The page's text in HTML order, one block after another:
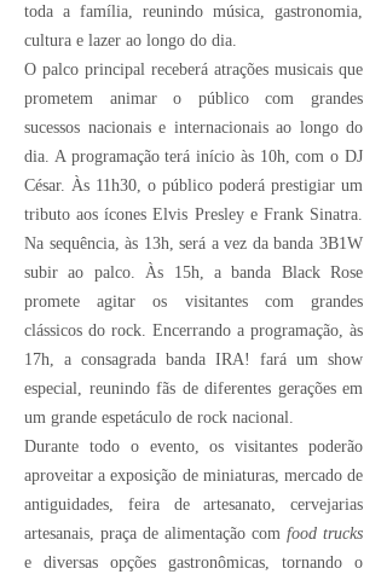
toda a família, reunindo música, gastronomia,
cultura e lazer ao longo do dia.
O palco principal receberá atrações musicais que
prometem animar o público com grandes
sucessos nacionais e internacionais ao longo do
dia. A programação terá início às 10h, com o DJ
César. Às 11h30, o público poderá prestigiar um
tributo aos ícones Elvis Presley e Frank Sinatra.
Na sequência, às 13h, será a vez da banda 3B1W
subir ao palco. Às 15h, a banda Black Rose
promete agitar os visitantes com grandes
clássicos do rock. Encerrando a programação, às
17h, a consagrada banda IRA! fará um show
especial, reunindo fãs de diferentes gerações em
um grande espetáculo de rock nacional.
Durante todo o evento, os visitantes poderão
aproveitar a exposição de miniaturas, mercado de
antiguidades, feira de artesanato, cervejarias
artesanais, praça de alimentação com food trucks
e diversas opções gastronômicas, tornando o